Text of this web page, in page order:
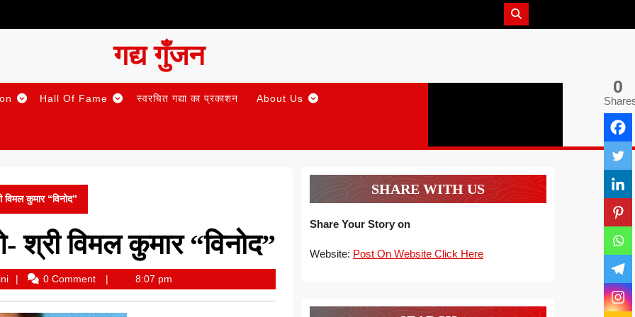
गद्य गुँजन
Hall Of Fame स्वरचित गद्या का प्रकाशन About Us
कुमार “विनोद”
श्री विमल कुमार “विनोद”
Anupama
Priyadarshini
0 Comment 8:07 pm
0
SHARE WITH US
Share Your Story on
Website: Post On Website Click Here